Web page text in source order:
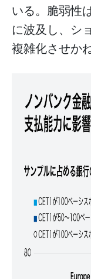
いる。脆弱性
に波及し、シ
複雑化させか